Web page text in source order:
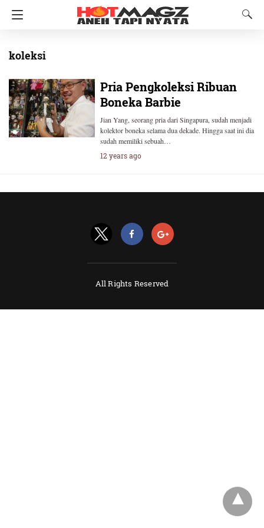
koleksi
Pria Pengkoleksi Ribuan
Boneka Barbie
Jian Yang, seorang pria dari Singapura, sudah menjadi
kolektor boneka selama dua dekade. Hingga saat ini dia
sudah memiliki sebuah…
12 years ago
All Rights Reserved